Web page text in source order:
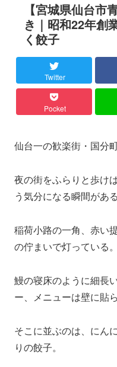
【宮城県仙台市
き｜昭和22年創
く餃子
Twitter
Pocket
仙台一の歓楽街・国分町
夜の街をふらりと歩け
う気分になる瞬間がある
稲荷小路の一角、赤い
の佇まいで灯っている。
鰻の寝床のように細長
ー、メニューは壁に貼
そこに並ぶのは、にん
りの餃子。